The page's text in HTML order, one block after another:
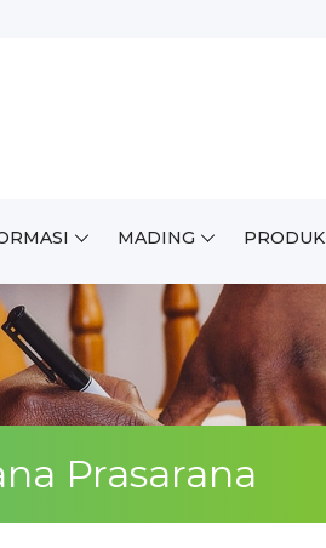
MADING PRODUK
Prasarana